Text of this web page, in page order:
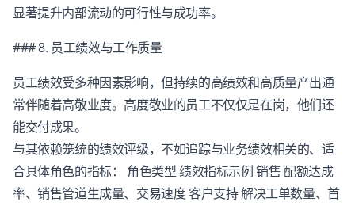
显著提升内部流动的可行性与成功率。
### 8. 员工绩效与工作质量
员工绩效受多种因素影响，但持续的高绩效和高质量产出通
常伴随着高敬业度。高度敬业的员工不仅仅是在岗，他们还
能交付成果。
与其依赖笼统的绩效评级，不如追踪与业务绩效相关的、适
合具体角色的指标： 角色类型 绩效指标示例 销售 配额达成
率、销售管道生成量、交易速度 客户支持 解决工单数量、首